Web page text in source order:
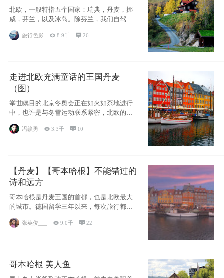
北欧，一般特指五个国家：瑞典，丹麦，挪
威，芬兰，以及冰岛。除芬兰，我们自驾游
旅行色影 8.9千 26
走进北欧充满童话的王国丹麦
（图）
举世瞩目的北京冬奥会正在如火如荼地进行
中，也许是与冬雪运动联系紧密，北欧的一
些国家因
冯赣勇 3.3千  10
【丹麦】【哥本哈根】不能错过的
诗和远方
哥本哈根是丹麦王国的首都，也是北欧最大
的城市。德国留学三年以来，每次旅行都是
张英俊___ 9.0千 22
哥本哈根 美人鱼